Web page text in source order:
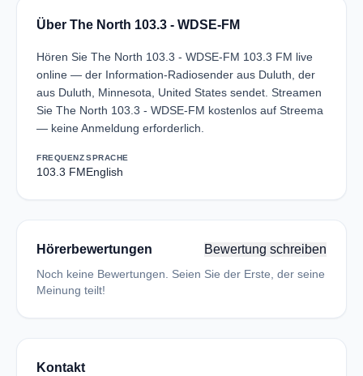
Über The North 103.3 - WDSE-FM
Hören Sie The North 103.3 - WDSE-FM 103.3 FM live
online — der Information-Radiosender aus Duluth, der
aus Duluth, Minnesota, United States sendet. Streamen
Sie The North 103.3 - WDSE-FM kostenlos auf Streema
— keine Anmeldung erforderlich.
FREQUENZ
103.3 FM
SPRACHE
English
Hörerbewertungen Bewertung schreiben
Noch keine Bewertungen. Seien Sie der Erste, der seine
Meinung teilt!
Kontakt